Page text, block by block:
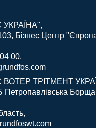
Бізнес Центр
00
ТРІТМЕНТ